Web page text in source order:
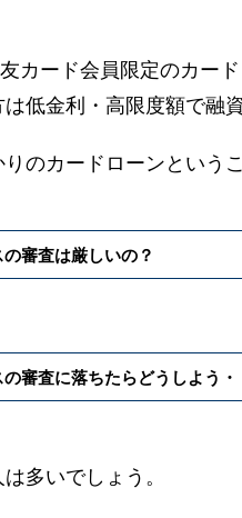
カード会員限定のカー
低金利・高限度額で融
のカードローンというこ
審査は厳しいの？
審査に落ちたらどうしよう・
多いでしょう。